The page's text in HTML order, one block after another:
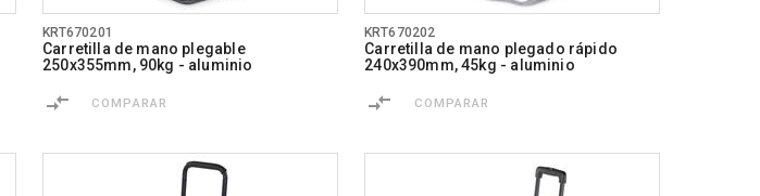
KRT670201
Carretilla de mano plegable
250x355mm, 90kg - aluminio
COMPARAR
KRT670202
Carretilla de mano plegado rápido
240x390mm, 45kg - aluminio
COMPARAR